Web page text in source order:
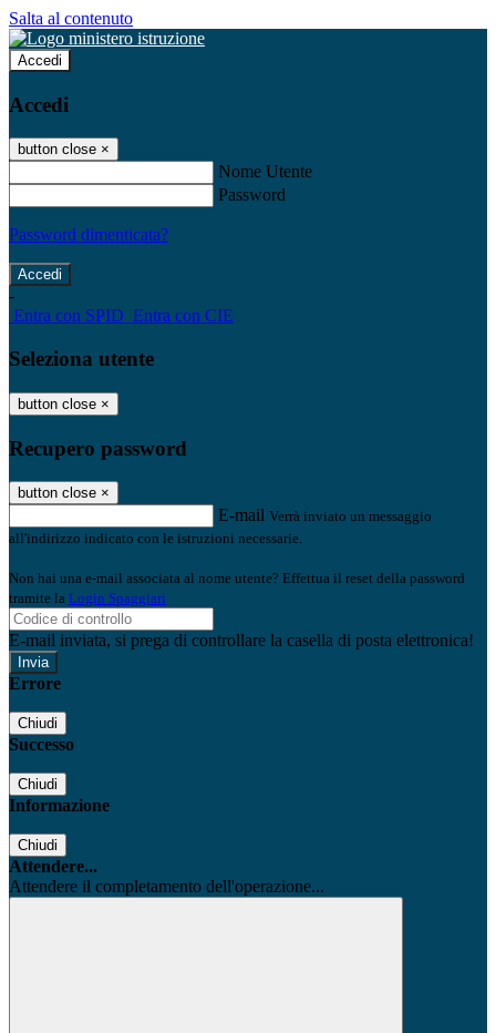
Salta al contenuto
Accedi
Accedi
button close ×
Nome Utente
Password
Password dimenticata?
-
Entra con SPID Entra con CIE
Seleziona utente
button close ×
Recupero password
button close ×
E-mail Verrà inviato un messaggio
all'indirizzo indicato con le istruzioni necessarie.
Non hai una e-mail associata al nome utente? Effettua il reset della password
tramite la Login Spaggiari
E-mail inviata, si prega di controllare la casella di posta elettronica!
Errore
Chiudi
Successo
Chiudi
Informazione
Chiudi
Attendere...
Attendere il completamento dell'operazione...